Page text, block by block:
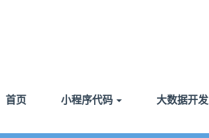
首页 小程序代码 大数据开发